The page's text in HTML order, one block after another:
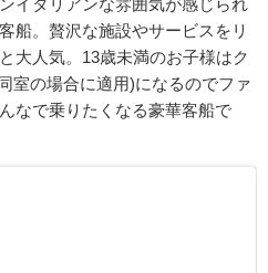
イタリアンな雰囲気が感じられ
船。贅沢な施設やサービスをリ
大人気。13歳未満のお子様はク
室の場合に適用)になるのでファ
なで乗りたくなる豪華客船で